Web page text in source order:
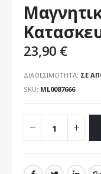
στην
αρχή
της
συλλογής
εικόνων
23,90 €
ΔΙΑΘΕΣΙΜΌΤΗΤΑ: ΣΕ
SKU ML0087666